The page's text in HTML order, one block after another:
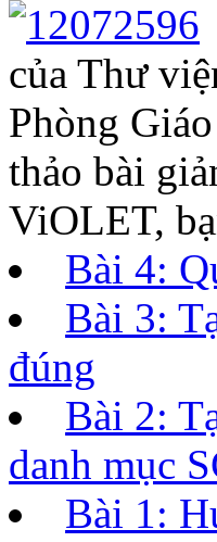
của Thư
Phòng
thảo bài
ViOLET,
Bài 4:
Bài 3:
đúng
Bài 2:
danh mục
Bài 1: